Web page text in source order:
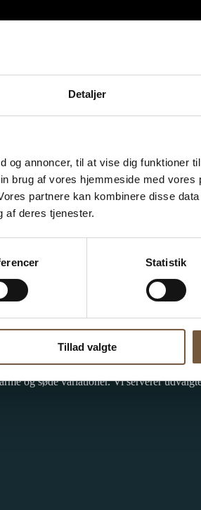
Detaljer
og annoncer, til at vise dig funktioner
brug af vores hjemmeside med vores
partnere kan kombinere disse
af deres tjenester.
Statistik
Tillad valgte
og søde variationer. Vi serverer